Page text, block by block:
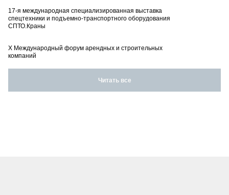
17-я международная специализированная выставка
спецтехники и подъемно-транспортного оборудования
СПТО.Краны
X Международный форум арендных и строительных
компаний
Читать все